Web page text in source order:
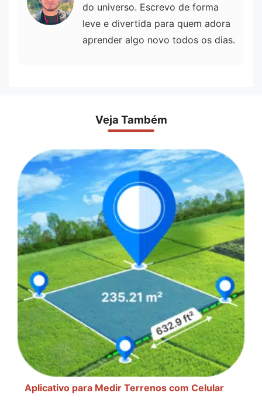
do universo. Escrevo de forma
leve e divertida para quem adora
aprender algo novo todos os dias.
Veja Também
Aplicativo para Medir Terrenos com Celular